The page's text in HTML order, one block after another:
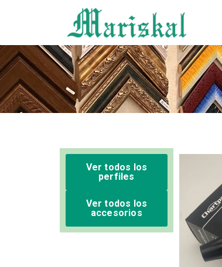
Ver todos los
perfiles
Ver todos los
accesorios